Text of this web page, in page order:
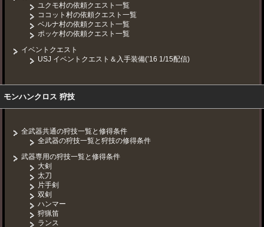
ユクモ村の依頼クエスト一覧
ココット村の依頼クエスト一覧
ベルナ村の依頼クエスト一覧
ポッケ村の依頼クエスト一覧
イベントクエスト
USJ イベントクエスト＆入手装備(’16 1/15配信)
モンハンクロス 狩技
全武器共通の狩技一覧と修得条件
全武器の狩技一覧と狩技の修得条件
武器専用の狩技一覧と修得条件
大剣
太刀
片手剣
双剣
ハンマー
狩猟笛
ランス